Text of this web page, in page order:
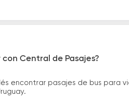
Central de Pasajes?
encontrar pasajes de bus para